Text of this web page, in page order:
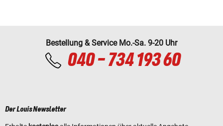
Bestellung & Service Mo.-Sa. 9-20 Uhr
040 - 734 193 60
Der Louis Newsletter